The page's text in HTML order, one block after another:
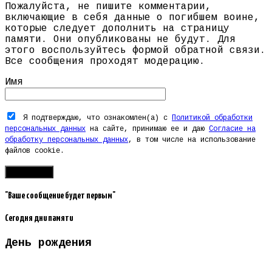
Пожалуйста, не пишите комментарии,
включающие в себя данные о погибшем воине,
которые следует дополнить на страницу
памяти. Они опубликованы не будут. Для
этого воспользуйтесь формой обратной связи.
Все сообщения проходят модерацию.
Имя
Я подтверждаю, что ознакомлен(а) с
Политикой обработки
персональных данных на сайте, принимаю ее и даю Согласие на
обработку персональных данных, в том числе на использование
файлов cookie.
"Ваше сообщение будет первым"
Сегодня дни памяти
День рождения